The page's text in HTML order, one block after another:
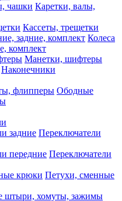
Каретки, валы,
Кассеты, трещетки
Колеса
комплект
Манетки, шифтеры
Наконечники
Ободные
Переключатели
Переключатели
Петухи, сменные